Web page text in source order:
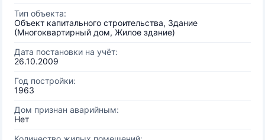
Тип объекта:
Объект капитального строительства, Здание
(Многоквартирный дом, Жилое здание)
Дата постановки на учёт:
26.10.2009
Год постройки:
1963
Дом признан аварийным:
Нет